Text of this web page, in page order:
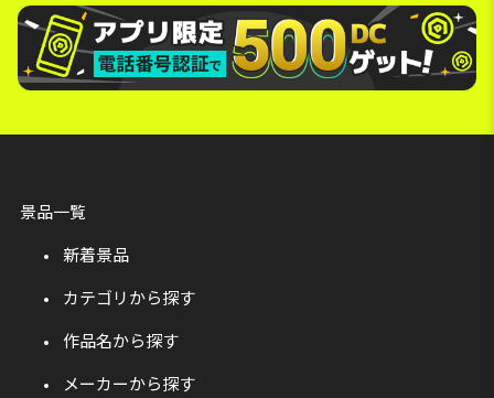
景品一覧
新着景品
カテゴリから探す
作品名から探す
メーカーから探す